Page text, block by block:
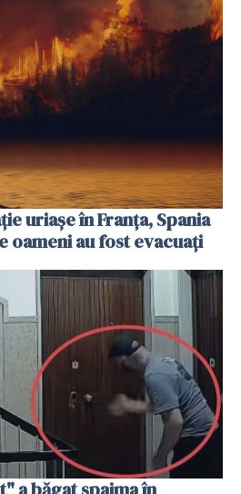
uriașe în Franța, Spania
oameni au fost evacuați